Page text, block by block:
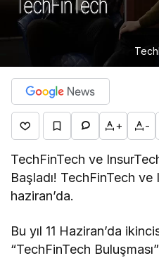
+ -
TechFinTech ve
Başladı! TechFinTech ve
haziran’da.
Bu yıl 11 Haziran’da
“TechFinTech